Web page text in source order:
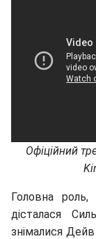
Офіційний
Головна роль,
дісталася
знімалися Дейв